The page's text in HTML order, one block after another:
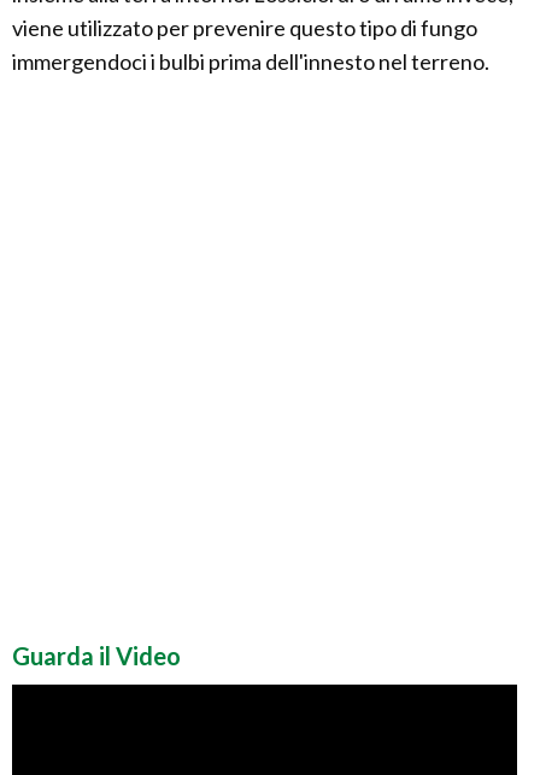
viene utilizzato per prevenire questo tipo di fungo
immergendoci i bulbi prima dell'innesto nel terreno.
Guarda il Video